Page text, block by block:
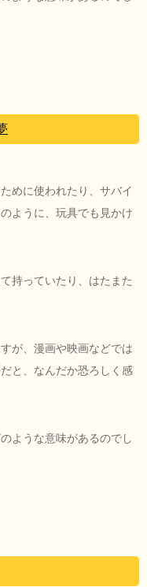
めに使われたり、サバイ
ように、玩具でも見かけ
持っていたり、はたまた
が、漫画や映画などでは
と、なんだか恐ろしく感
ような意味があるのでし